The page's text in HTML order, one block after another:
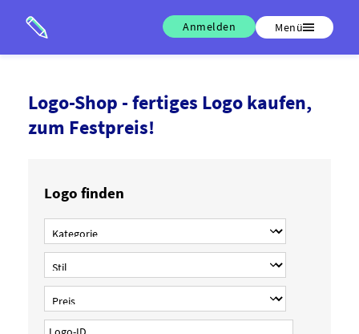
Anmelden Menü
Logo-Shop - fertiges Logo kaufen,
zum Festpreis!
Logo finden